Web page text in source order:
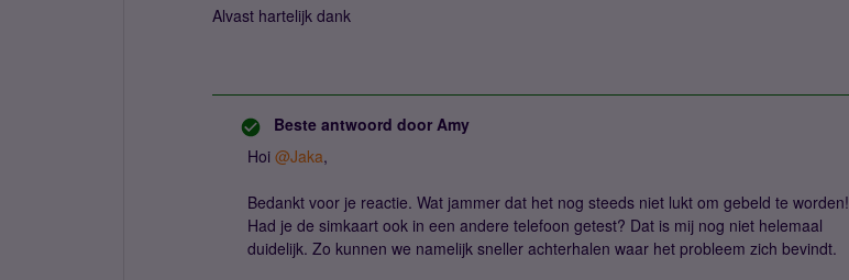
Alvast hartelijk dank
Beste antwoord door Amy
Hoi @Jaka,
Bedankt voor je reactie. Wat jammer dat het nog steeds niet lukt om gebeld te worden!
Had je de simkaart ook in een andere telefoon getest? Dat is mij nog niet helemaal
duidelijk. Zo kunnen we namelijk sneller achterhalen waar het probleem zich bevindt.